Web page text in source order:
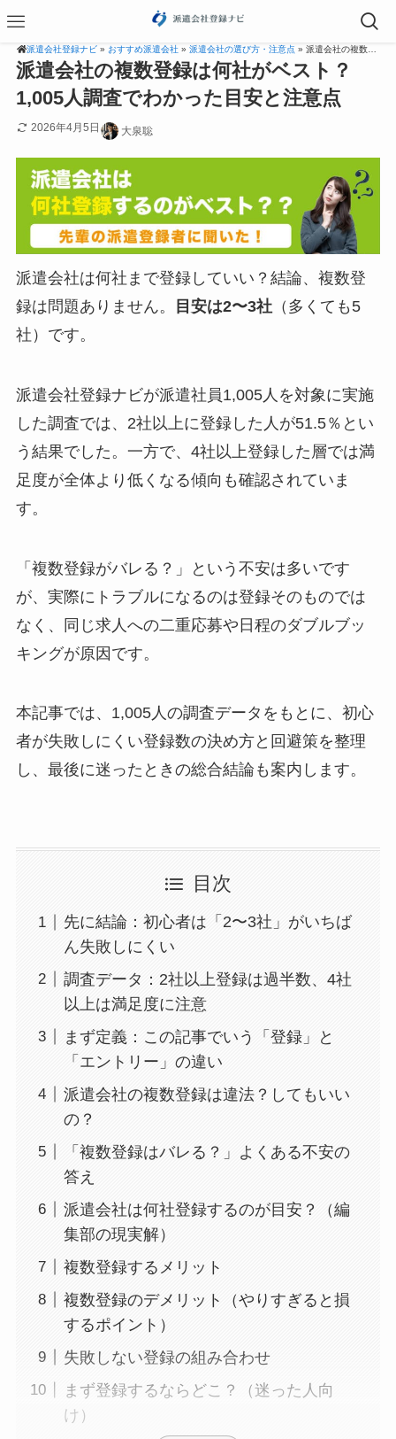
派遣会社登録ナビ » おすすめ派遣会社 »派遣会社の選び方・注意点 » 派遣会社の複数登録は何社がベスト？1,005人調査でわかった目安と注意点
派遣会社の複数登録は何社がベスト？
1,005人調査でわかった目安と注意点
2026年4月5日 大泉聡
派遣会社は何社まで登録していい？結論、複数登
録は問題ありません。
目安は2〜3社（多くても5
社）です。
派遣会社登録ナビが派遣社員1,005人を対象に実施
した調査では、2社以上に登録した人が51.5％とい
う結果でした。一方で、4社以上登録した層では満
足度が全体より低くなる傾向も確認されていま
す。
「複数登録がバレる？」という不安は多いです
が、実際にトラブルになるのは登録そのものでは
なく、同じ求人への二重応募や日程のダブルブッ
キングが原因です。
本記事では、1,005人の調査データをもとに、初心
者が失敗しにくい登録数の決め方と回避策を整理
し、最後に迷ったときの総合結論も案内します。
目次
先に結論：初心者は「2〜3社」がいちば
ん失敗しにくい
調査データ：2社以上登録は過半数、4社
以上は満足度に注意
まず定義：この記事でいう「登録」と
「エントリー」の違い
派遣会社の複数登録は違法？してもいい
の？
「複数登録はバレる？」よくある不安の
答え
派遣会社は何社登録するのが目安？（編
集部の現実解）
複数登録するメリット
複数登録のデメリット（やりすぎると損
するポイント）
失敗しない登録の組み合わせ
まず登録するならどこ？（迷った人向
け）